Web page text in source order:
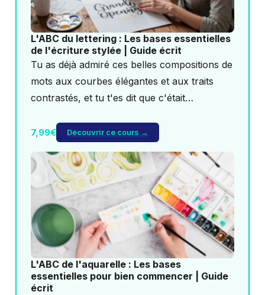
L'ABC du lettering : Les bases essentielles
de l'écriture stylée | Guide écrit
Tu as déjà admiré ces belles compositions de
mots aux courbes élégantes et aux traits
contrastés, et tu t'es dit que c'était…
7,99€ Découvrir ce cours →
L'ABC de l'aquarelle : Les bases
essentielles pour bien commencer | Guide
écrit